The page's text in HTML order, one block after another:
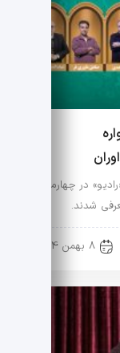
در چهارمین
شدند.
8 بهمن 1404